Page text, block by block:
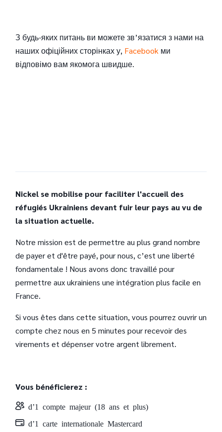
З будь-яких питань ви можете зв’язатися з нами на
наших офіційних сторінках у, Facebook ми
відповімо вам якомога швидше.
Nickel se mobilise pour faciliter l'accueil des
réfugiés Ukrainiens devant fuir leur pays au vu de
la situation actuelle.
Notre mission est de permettre au plus grand nombre
de payer et d'être payé, pour nous, c’est une liberté
fondamentale ! Nous avons donc travaillé pour
permettre aux ukrainiens une intégration plus facile en
France.
Si vous êtes dans cette situation, vous pourrez ouvrir un
compte chez nous en 5 minutes pour recevoir des
virements et dépenser votre argent librement.
Vous bénéficierez :
d’1 compte majeur (18 ans et plus)
d’1 carte internationale Mastercard